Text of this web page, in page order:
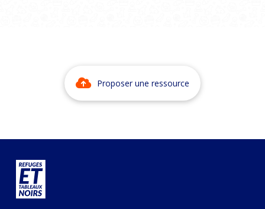
Proposer une ressource